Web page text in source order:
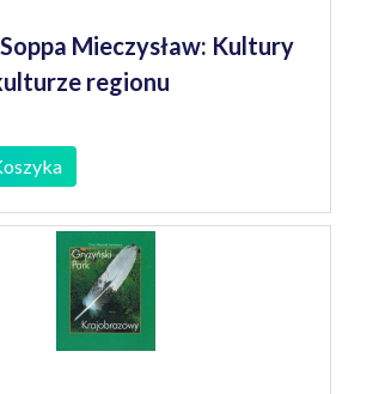
Mieczysław: Kultury
regionu